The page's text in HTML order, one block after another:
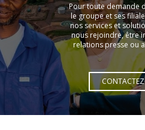
Pour toute demande
le groupe et ses
nos services et
nous rejoindre, être
relations presse ou